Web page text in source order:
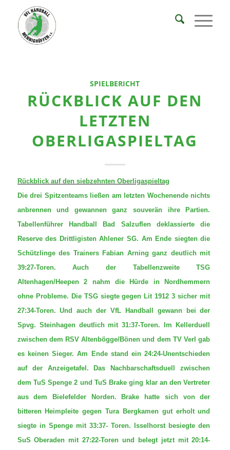
SPIELBERICHT
RÜCKBLICK AUF DEN
LETZTEN
OBERLIGASPIELTAG
Rückblick auf den siebzehnten Oberligaspieltag
Die drei Spitzenteams ließen am letzten Wochenende nichts
anbrennen und gewannen ganz souverän ihre Partien.
Tabellenführer Handball Bad Salzuflen deklassierte die
Reserve des Drittligisten Ahlener SG. Am Ende siegten die
Schützlinge des Trainers Fabian Arning ganz deutlich mit
39:27-Toren. Auch der Tabellenzweite TSG
Altenhagen/Heepen 2 nahm die Hürde in Nordhemmern
ohne Probleme. Die TSG siegte gegen Lit 1912 3 sicher mit
27:34-Toren. Und auch der VfL Handball gewann bei der
Spvg. Steinhagen deutlich mit 31:37-Toren. Im Kellerduell
zwischen dem RSV Altenbögge/Bönen und dem TV Verl gab
es keinen Sieger. Am Ende stand ein 24:24-Unentschieden
auf der Anzeigetafel. Das Nachbarschaftsduell zwischen
dem TuS Spenge 2 und TuS Brake ging klar an den Vertreter
aus dem Bielefelder Norden. Brake hatte sich von der
bitteren Heimpleite gegen Tura Bergkamen gut erholt und
siegte in Spenge mit 33:37- Toren. Isselhorst besiegte den
SuS Oberaden mit 27:22-Toren und belegt jetzt mit 20:14-